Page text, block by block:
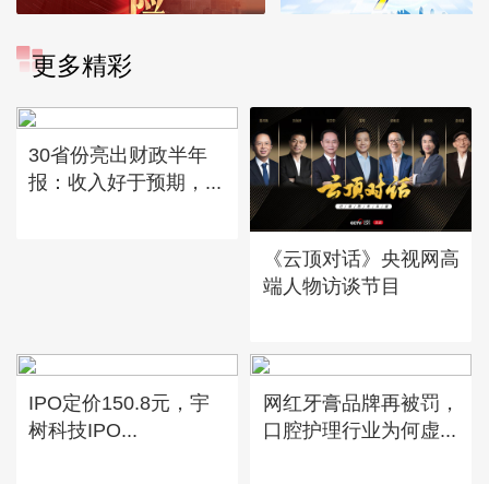
更多精彩
30省份亮出财政半年
报：收入好于预期，...
《云顶对话》央视网高
端人物访谈节目
IPO定价150.8元，宇
树科技IPO...
网红牙膏品牌再被罚，
口腔护理行业为何虚...